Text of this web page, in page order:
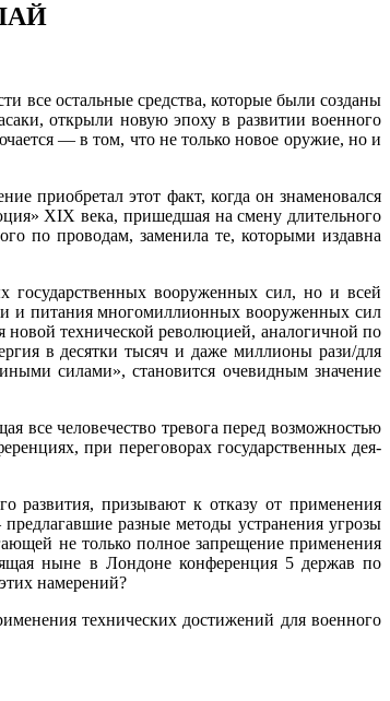
все ос­тальные средства, которые были созданы
открыли новую эпоху в развитии военного
— в том, что не только новое оружие, но и
приоб­ретал этот факт, когда он знаменовался
XIX века, пришедшая на смену длительного
по проводам, заменила те, которыми издавна
государственных вооруженных сил, но и всей
и питания многомиллионных вооруженных сил
новой технической револю­цией, аналогичной по
в десятки тысяч и даже миллионы рази/для
силами», становится очевидным значение
все че­ловечество тревога перед возможностью
при переговорах государственных дея­
развития, при­зывают к отказу от применения
разные методы устранения угрозы
не только полное запрещение применения
ныне в Лондоне конференция 5 держав по
намерений?
технических достижений для военного